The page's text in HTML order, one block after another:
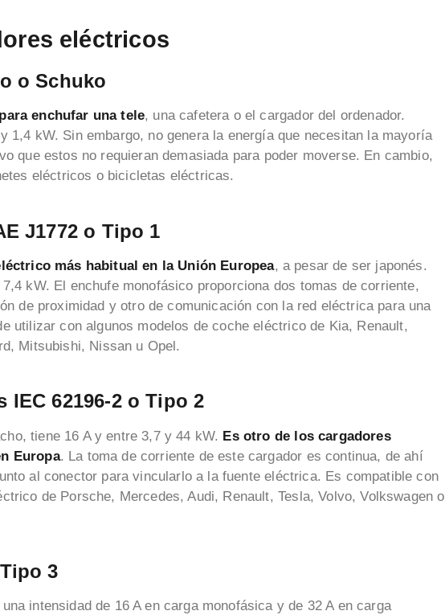
eléctricos
o Schuko
enchufar una tele, una cafetera o el cargador del ordenador.
1,4 kW. Sin embargo, no genera la energía que necesitan la mayoría
que estos no requieran demasiada para poder moverse. En cambio,
eléctricos o bicicletas eléctricas.
J1772 o Tipo 1
más habitual en la Unión Europea, a pesar de ser japonés.
kW. El enchufe monofásico proporciona dos tomas de corriente,
de proximidad y otro de comunicación con la red eléctrica para una
utilizar con algunos modelos de coche eléctrico de Kia, Renault,
Mitsubishi, Nissan u Opel.
IEC 62196-2 o Tipo 2
tiene 16 A y entre 3,7 y 44 kW. Es otro de los cargadores
Europa. La toma de corriente de este cargador es continua, de ahí
al conector para vincularlo a la fuente eléctrica. Es compatible con
de Porsche, Mercedes, Audi, Renault, Tesla, Volvo, Volkswagen o
3
intensidad de 16 A en carga monofásica y de 32 A en carga